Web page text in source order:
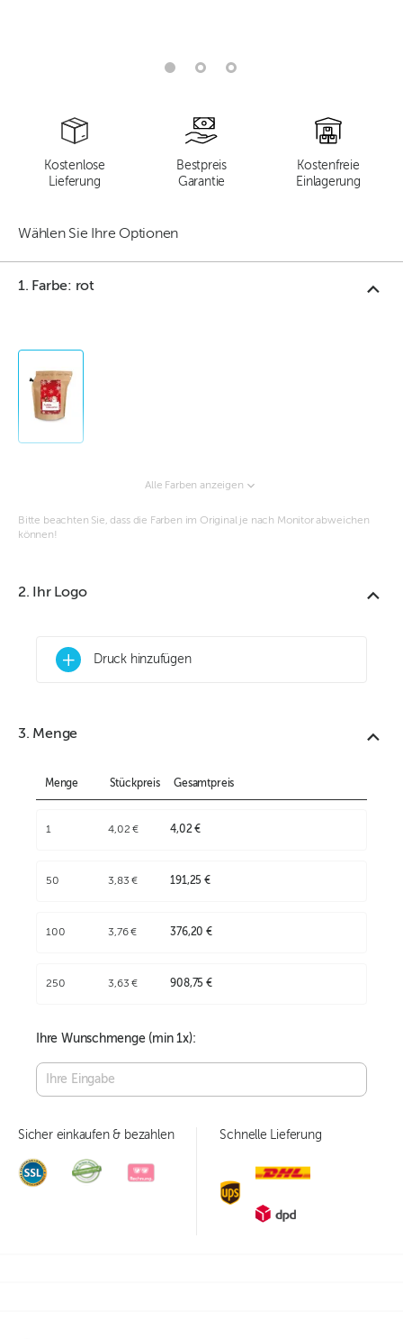
Kostenlose
Lieferung
Bestpreis
Garantie
Kostenfreie
Einlagerung
Wählen Sie Ihre Optionen
1. Farbe: rot
Alle Farben anzeigen
Bitte beachten Sie, dass die Farben im Original je nach Monitor abweichen
können!
2. Ihr Logo
+ Druck hinzufügen
3. Menge
Menge Stückpreis Gesamtpreis
1 4,02 € 4,02 €
50 3,83 € 191,25 €
100 3,76 € 376,20 €
250 3,63 € 908,75 €
Ihre Wunschmenge (min1x):
Sicher einkaufen & bezahlen Schnelle Lieferung